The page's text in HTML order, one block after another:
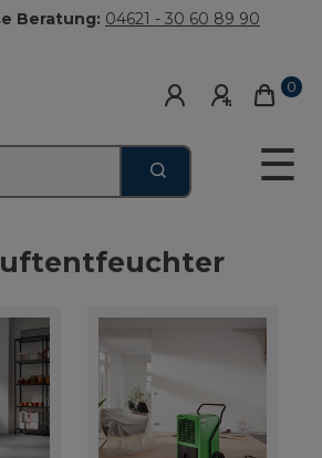
Beratung: 04621 - 30 60 89 90
0
☰